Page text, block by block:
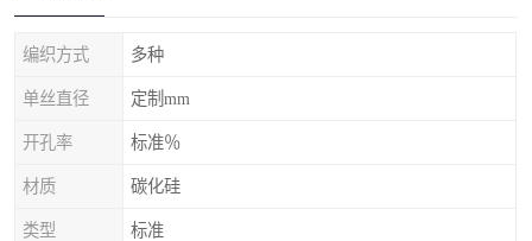
编织方式 多种
单丝直径 定制mm
开孔率 标准％
材质 碳化硅
类型 标准